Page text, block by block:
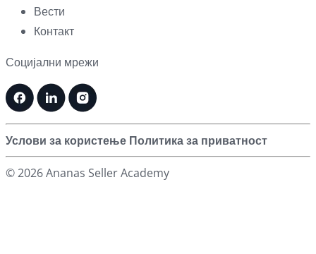
Вести
Контакт
Социјални мрежи
Услови за користење Политика за приватност
© 2026 Ananas Seller Academy